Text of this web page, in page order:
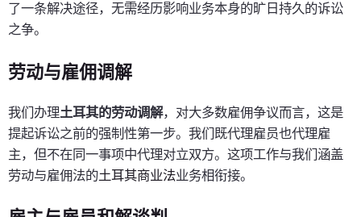
了一条解决途径，无需经历影响业务本身的旷日持久的诉讼
之争。
劳动与雇佣调解
我们办理土耳其的劳动调解，对大多数雇佣争议而言，这是
提起诉讼之前的强制性第一步。我们既代理雇员也代理雇
主，但不在同一事项中代理对立双方。这项工作与我们涵盖
劳动与雇佣法的土耳其商业法业务相衔接。